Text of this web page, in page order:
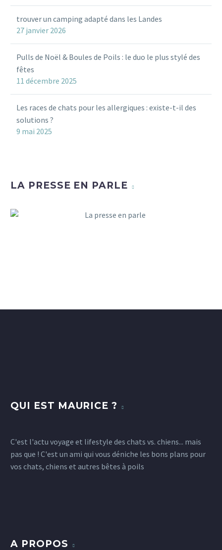
2
pour les colliers pour chats
Leautaud. Imaginez un collier
7
trouver un camping adapté dans les Landes
27 janvier 2026
Pulls de Noël & Boules de Poils : le duo le plus stylé des
fêtes
11 décembre 2025
Les races de chats pour les allergiques : existe-t-il des
solutions ?
9 mai 2025
LA PRESSE EN PARLE
QUI EST MAURICE ?
C'est l'actu voyage et lifestyle des chats vs. chiens... mais
pas que ! C'est un ami qui vous déniche les bons plans pour
vos chats, chiens et autres bêtes à poils
A PROPOS